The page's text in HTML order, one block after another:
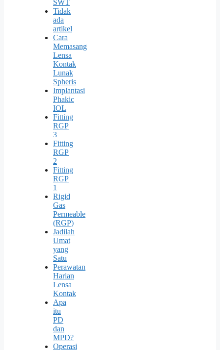
SWT
Tidak
ada
artikel
Cara
Memasang
Lensa
Kontak
Lunak
Spheris
Implantasi
Phakic
IOL
Fitting
RGP
3
Fitting
RGP
2
Fitting
RGP
1
Rigid
Gas
Permeable
(RGP)
Jadilah
Umat
yang
Satu
Perawatan
Harian
Lensa
Kontak
Apa
itu
PD
dan
MPD?
Operasi